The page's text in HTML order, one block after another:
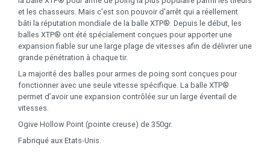
et les chasseurs. Mais c’est son pouvoir d’arrêt qui a réellement
bâti la réputation mondiale de la balle XTP®. Depuis le début, les
balles XTP® ont été spécialement conçues pour apporter une
expansion fiable sur une large plage de vitesses afin de délivrer une
grande pénétration à chaque tir.
La majorité des balles pour armes de poing sont conçues pour
fonctionner avec une seule vitesse spécifique. La balle XTP®
permet d’avoir une expansion contrôlée sur un large éventail de
vitesses.
Ogive Hollow Point (pointe creuse) de 350gr.
Fabriqué aux Etats-Unis.